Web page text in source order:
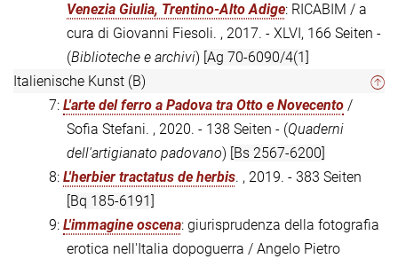
Venezia Giulia, Trentino-Alto Adige: RICABIM / a
cura di Giovanni Fiesoli. , 2017. - XLVI, 166 Seiten -
(Biblioteche e archivi) [Ag 70-6090/4(1]
Italienische Kunst (B)
7: L'arte del ferro a Padova tra Otto e Novecento /
Sofia Stefani. , 2020. - 138 Seiten - (Quaderni
dell'artigianato padovano) [Bs 2567-6200]
8: L'herbier tractatus de herbis. , 2019. - 383 Seiten
[Bq 185-6191]
9: L'immagine oscena: giurisprudenza della fotografia
erotica nell'Italia dopoguerra / Angelo Pietro